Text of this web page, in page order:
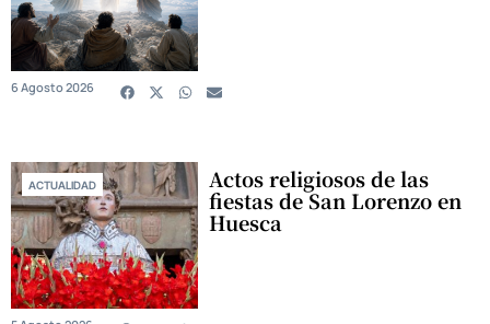
6 Agosto 2026
ACTUALIDAD Actos religiosos de las
fiestas de San Lorenzo en
Huesca